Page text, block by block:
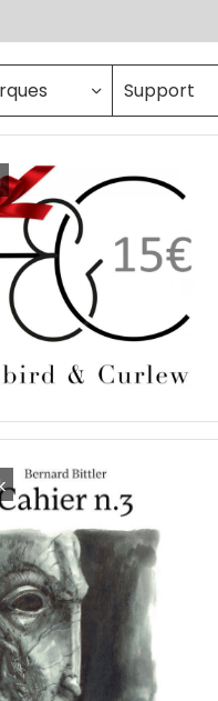
Support